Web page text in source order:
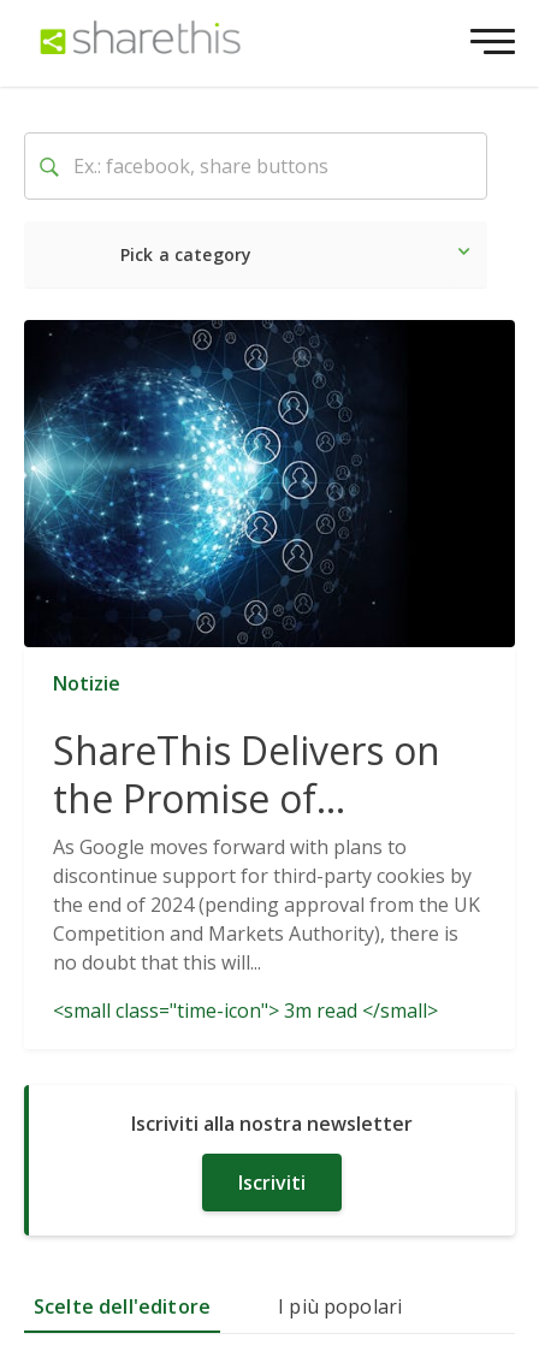
Pick a category
Ultime notizie Sociale
Notizie
ShareThis Delivers on
the Promise of
Cookieless Data
Solutions
As Google moves forward with plans to
discontinue support for third-party cookies by
the end of 2024 (pending approval from the UK
Competition and Markets Authority), there is
no doubt that this will...
<small class="time-icon"> 3m read </small>
Iscriviti alla nostra newsletter
Iscriviti
Scelte dell'editore I più popolari